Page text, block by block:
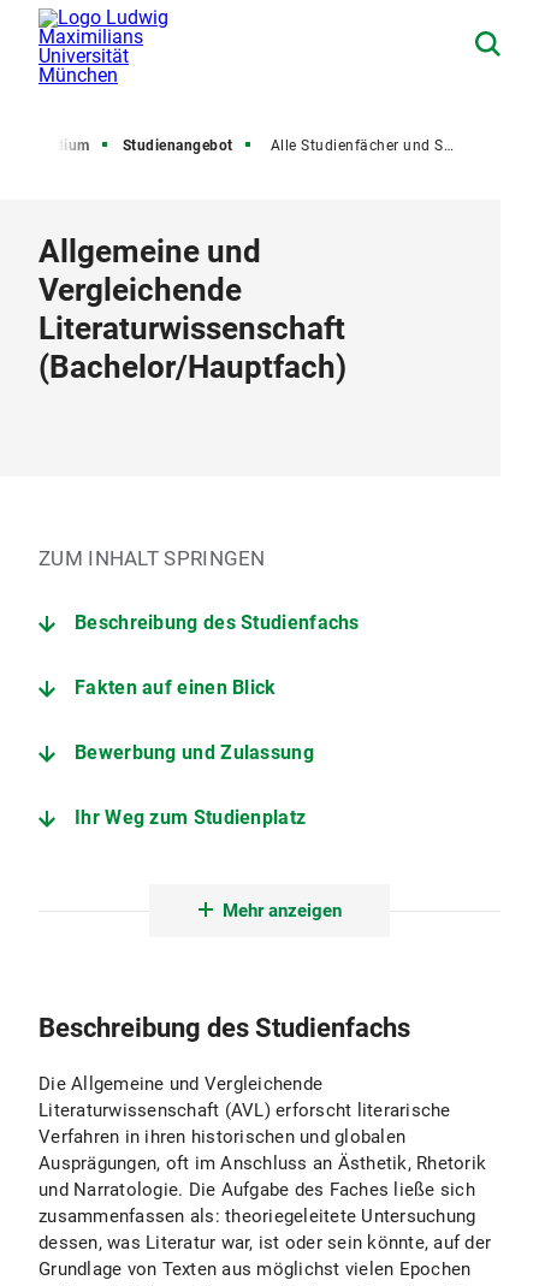
Studium Studienangebot Alle Studienfächer und Studiengänge
Allgemeine und
Vergleichende
Literaturwissenschaft
(Bachelor/Hauptfach)
ZUM INHALT SPRINGEN
Beschreibung des Studienfachs
Fakten auf einen Blick
Bewerbung und Zulassung
Ihr Weg zum Studienplatz
Institut für Allgemeine und Vergleichende Literaturwissenschaft (Komparatistik)
Fachstudienberatung Komparatistik
Zentrale Studienberatung
Prüfungsamt für Geistes- und Sozialwissenschaften
Mehr anzeigen
Beschreibung des Studienfachs
Die Allgemeine und Vergleichende
Literaturwissenschaft (AVL) erforscht literarische
Verfahren in ihren historischen und globalen
Ausprägungen, oft im Anschluss an Ästhetik, Rhetorik
und Narratologie. Die Aufgabe des Faches ließe sich
zusammenfassen als: theoriegeleitete Untersuchung
dessen, was Literatur war, ist oder sein könnte, auf der
Grundlage von Texten aus möglichst vielen Epochen